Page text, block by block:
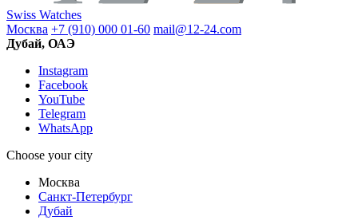
Swiss Watches
Москва +7 (910) 000 01-60 mail@12-24.com
Дубай, ОАЭ
Instagram
Facebook
YouTube
Telegram
WhatsApp
Choose your city
Москва
Санкт-Петербург
Дубай